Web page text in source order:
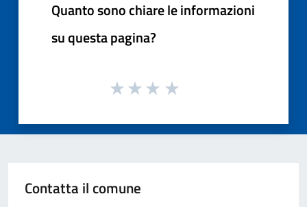
Quanto sono chiare le informazioni
su questa pagina?
Contatta il comune